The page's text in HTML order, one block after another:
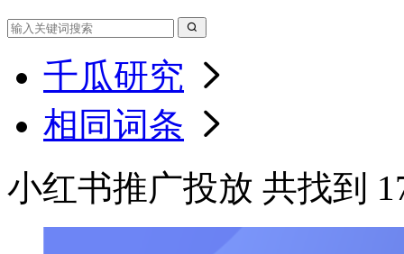
千瓜研究
相同词条
小红书推广投放 共找到